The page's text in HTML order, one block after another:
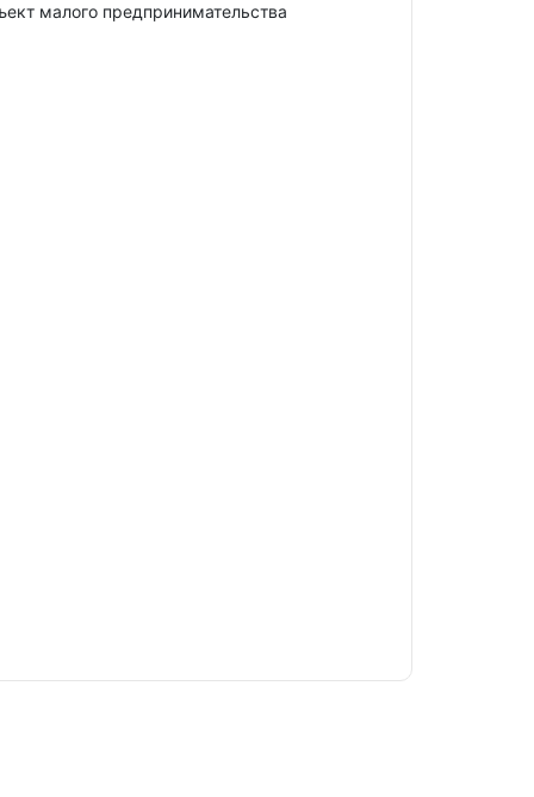
малого предпринимательства